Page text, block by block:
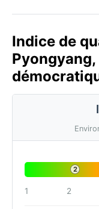
Indice de
2
1 2